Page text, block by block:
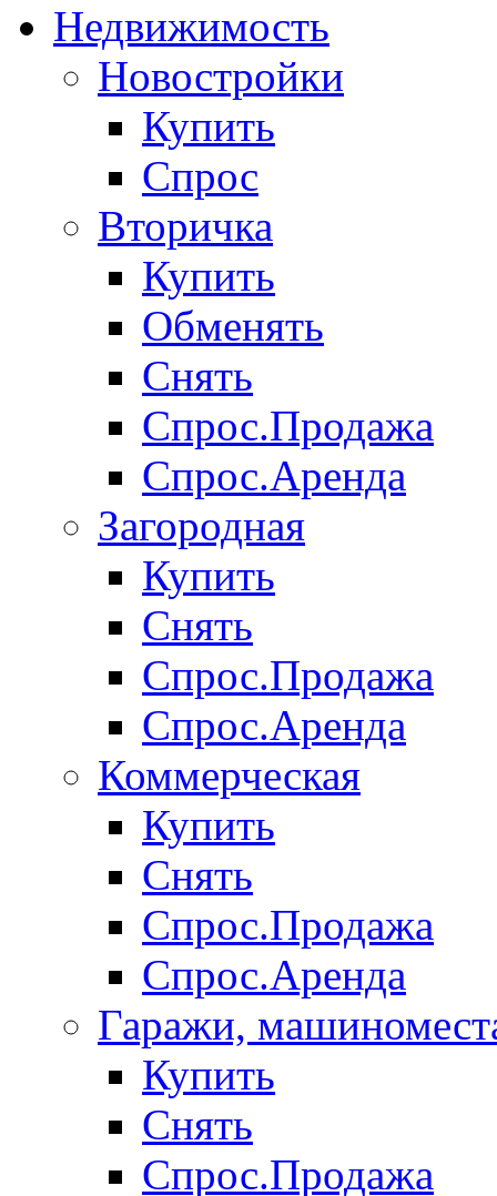
Недвижимость
Новостройки
Купить
Спрос
Вторичка
Купить
Обменять
Снять
Спрос.Продажа
Спрос.Аренда
Загородная
Купить
Снять
Спрос.Продажа
Спрос.Аренда
Коммерческая
Купить
Снять
Спрос.Продажа
Спрос.Аренда
Гаражи,
Купить
Снять
Спрос.Продажа